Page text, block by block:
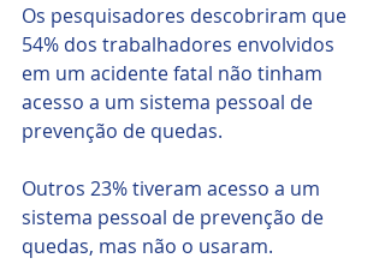
Os pesquisadores descobriram que
54% dos trabalhadores envolvidos
em um acidente fatal não tinham
acesso a um sistema pessoal de
prevenção de quedas.
Outros 23% tiveram acesso a um
sistema pessoal de prevenção de
quedas, mas não o usaram.